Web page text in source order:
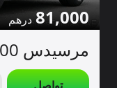
81,000
مرسيدس C300 للبيع